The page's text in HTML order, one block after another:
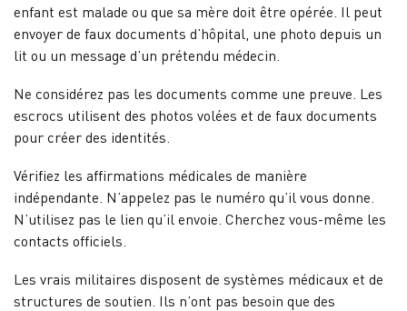
enfant est malade ou que sa mère doit être opérée. Il peut
envoyer de faux documents d’hôpital, une photo depuis un
lit ou un message d’un prétendu médecin.
Ne considérez pas les documents comme une preuve. Les
escrocs utilisent des photos volées et de faux documents
pour créer des identités.
Vérifiez les affirmations médicales de manière
indépendante. N’appelez pas le numéro qu’il vous donne.
N’utilisez pas le lien qu’il envoie. Cherchez vous-même les
contacts officiels.
Les vrais militaires disposent de systèmes médicaux et de
structures de soutien. Ils n’ont pas besoin que des